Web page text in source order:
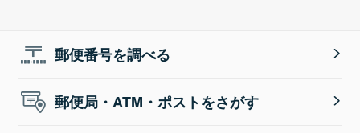
郵便番号を調べる
郵便局・ATM・ポストをさがす